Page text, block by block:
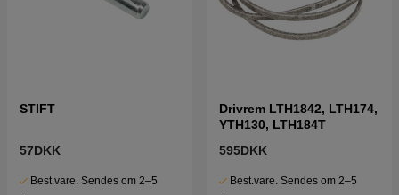
STIFT
57DKK
Best.vare. Sendes om 2–5
Drivrem LTH1842, LTH174,
YTH130, LTH184T
595DKK
Best.vare. Sendes om 2–5